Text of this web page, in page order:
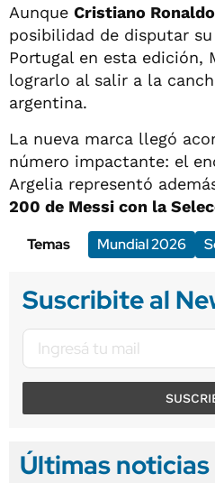
Aunque Cristiano Ronaldo
posibilidad de disputar
Portugal en esta edición,
lograrlo al salir a la
argentina.
La nueva marca llegó
número impactante: el
Argelia representó
200 de Messi con la
Temas
Mundial 2026
Suscribite al
Últimas noticias